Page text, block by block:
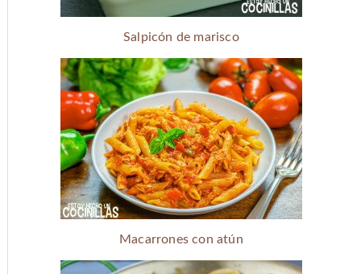
Salpicón de marisco
Macarrones con atún